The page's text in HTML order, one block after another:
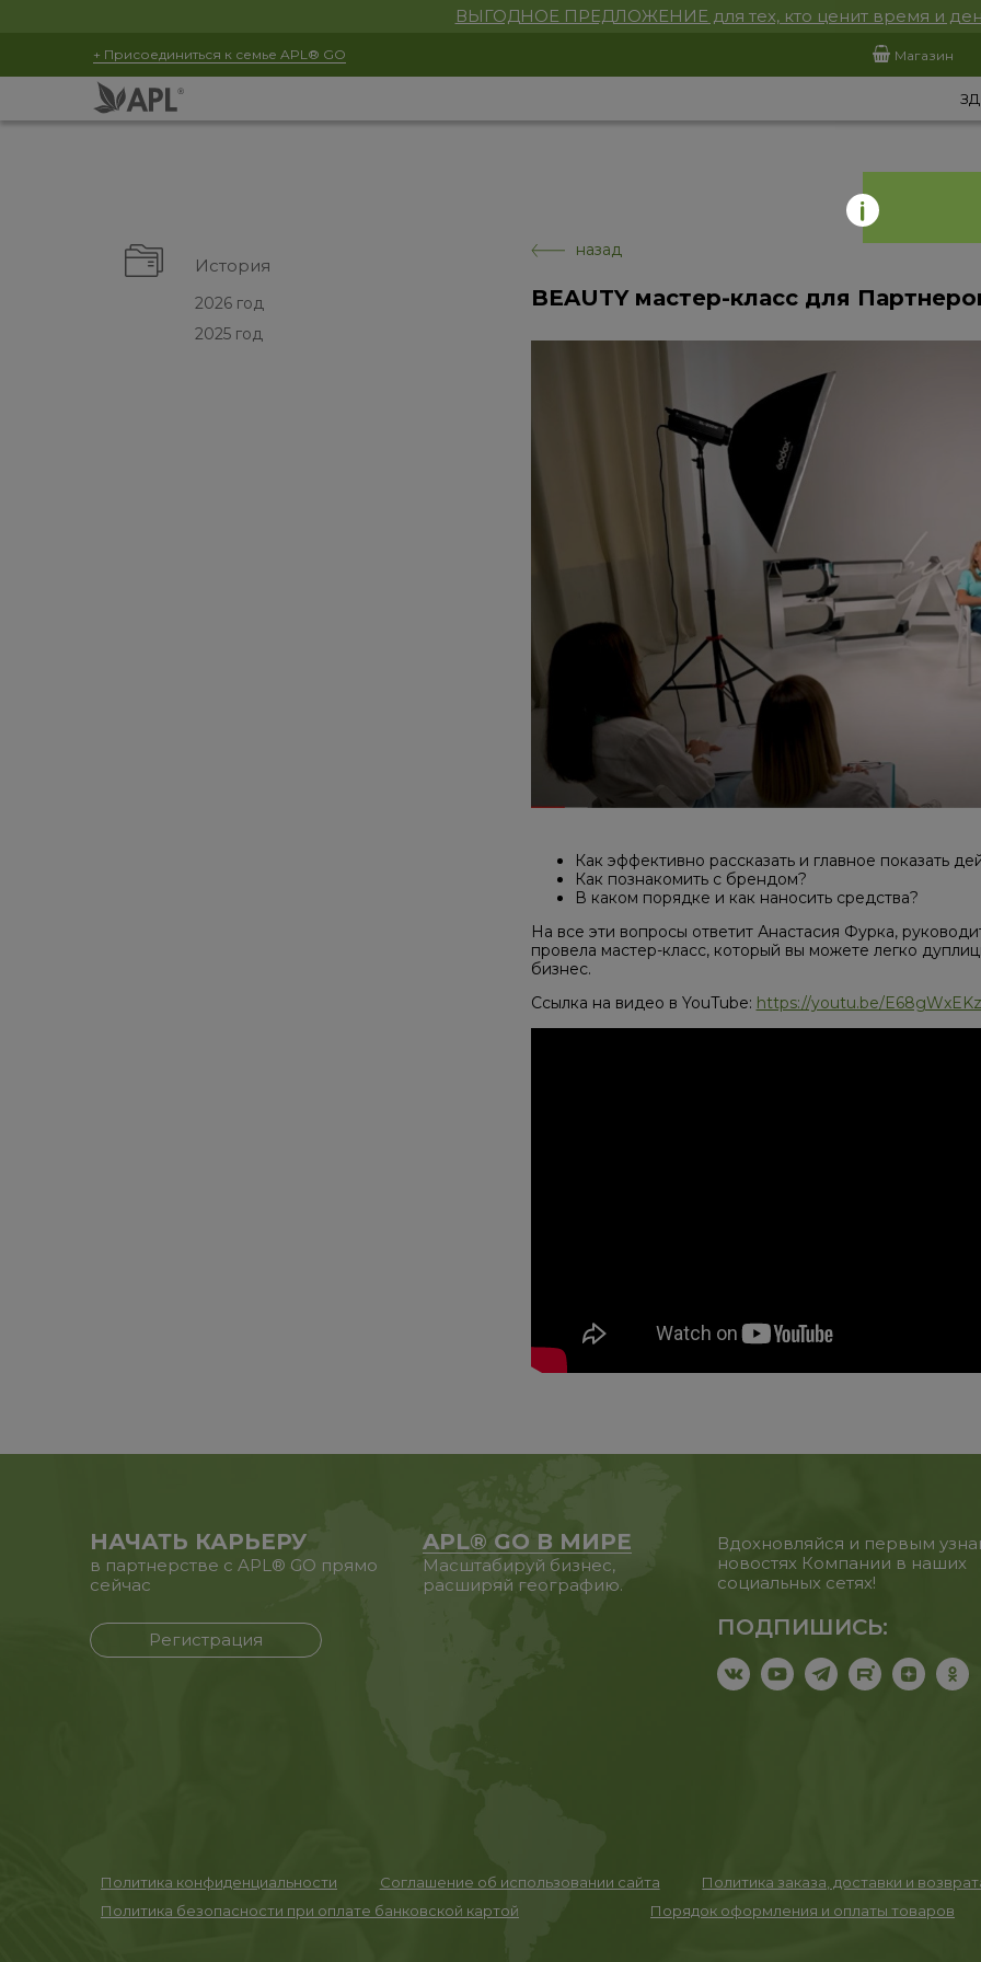
ВЫГОДНОЕ ПРЕДЛОЖЕНИЕ для тех, кто ценит время и
+ Присоединиться к семье APL® GO Магазин
История
2026 год
2025 год
назад
BEAUTY мастер-класс для
Как эффективно рассказать и главное показать
Как познакомить с брендом?
В каком порядке и как наносить средства?
На все эти вопросы ответит Анастасия Фурка,
провела мастер-класс, который вы можете легко
бизнес.
Ссылка на видео в YouTube: https://youtu.be/
НАЧАТЬ КАРЬЕРУ
в партнерстве с APL® GO прямо
сейчас
Регистрация
APL® GO В МИРЕ
Масштабируй бизнес,
расширяй географию.
Вдохновляйся и первым
новостях Компании в наших
социальных сетях!
ПОДПИШИСЬ:
Политика конфиденциальности Соглашение об использовании сайта
Политика заказа, доставки и
Политика безопасности при оплате банковской картой
Порядок оформления и оплаты товаров